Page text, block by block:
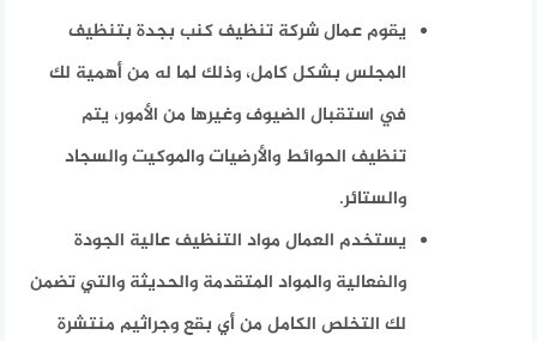
يقوم عمال شركة تنظيف كنب بجدة بتنظيف
المجلس بشكل كامل، وذلك لما له من أهمية لك
في استقبال الضيوف وغيرها من الأمور، يتم
تنظيف الحوائط والأرضيات والموكيت والسجاد
والستائر.
يستخدم العمال مواد التنظيف عالية الجودة
والفعالية والمواد المتقدمة والحديثة والتي تضمن
لك التخلص الكامل من أي بقع وجراثيم منتشرة